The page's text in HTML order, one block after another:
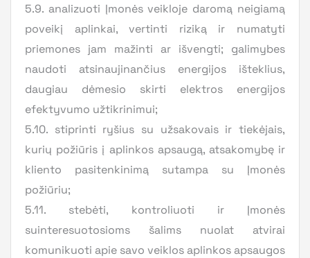
5.9. analizuoti Įmonės veikloje daromą neigiamą
poveikį aplinkai, vertinti riziką ir numatyti
priemones jam mažinti ar išvengti; galimybes
naudoti atsinaujinančius energijos išteklius,
daugiau dėmesio skirti elektros energijos
efektyvumo užtikrinimui;
5.10. stiprinti ryšius su užsakovais ir tiekėjais,
kurių požiūris į aplinkos apsaugą, atsakomybę ir
kliento pasitenkinimą sutampa su Įmonės
požiūriu;
5.11. stebėti, kontroliuoti ir Įmonės
suinteresuotosioms šalims nuolat atvirai
komunikuoti apie savo veiklos aplinkos apsaugos